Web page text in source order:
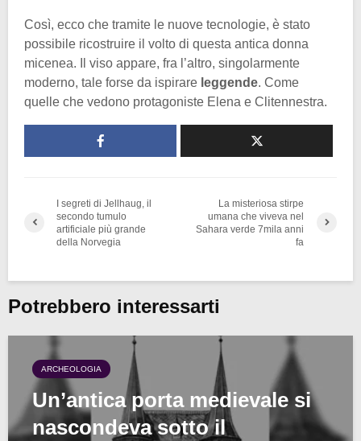
Così, ecco che tramite le nuove tecnologie, è stato
possibile ricostruire il volto di questa antica donna
micenea. Il viso appare, fra l’altro, singolarmente
moderno, tale forse da ispirare leggende. Come
quelle che vedono protagoniste Elena e Clitennestra.
I segreti di Jellhaug, il
secondo tumulo
artificiale più grande
della Norvegia
La misteriosa stirpe
umana che viveva nel
Sahara verde 7mila anni
fa
Potrebbero interessarti
ARCHEOLOGIA
Un’antica porta medievale si
nascondeva sotto il